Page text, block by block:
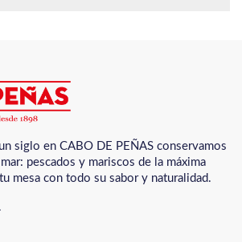
siglo en CABO DE PEÑAS conservamos
pescados y mariscos de la máxima
mesa con todo su sabor y naturalidad.